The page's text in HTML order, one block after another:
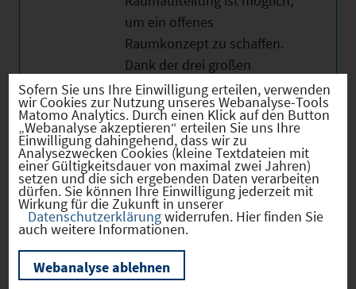
um ein offenes
Raumkonzept zu schaffen.
Dank der drei großen
Schaufenster ist eine sehr
gute Sichtbarkeit und viel
Tageslicht gewährleistet. Die
Einheit liegt ebenerdig und
verfügt über einen
barrierefreien Zugang. Die
Räumlichkeiten wurden
2015 umfassend
modernisiert und
präsentieren sich in einem
Sofern Sie uns Ihre Einwilligung erteilen, verwenden
wir Cookies zur Nutzung unseres Webanalyse-Tools
Matomo Analytics. Durch einen Klick auf den Button
„Webanalyse akzeptieren“ erteilen Sie uns Ihre
Einwilligung dahingehend, dass wir zu
Analysezwecken Cookies (kleine Textdateien mit
einer Gültigkeitsdauer von maximal zwei Jahren)
setzen und die sich ergebenden Daten verarbeiten
dürfen. Sie können Ihre Einwilligung jederzeit mit
Wirkung für die Zukunft in unserer
Datenschutzerklärungwiderrufen. Hier finden Sie
auch weitere Informationen.
Webanalyse ablehnen